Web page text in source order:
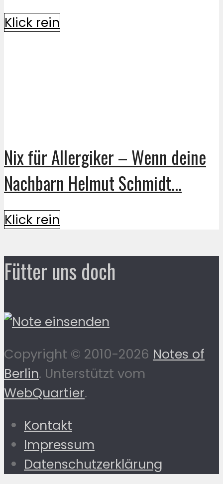
Klick rein
Nix für Allergiker – Wenn deine
Nachbarn Helmut Schmidt...
Klick rein
Fütter uns doch
Copyright © 2010-2026 Notes of
Berlin. Unterstützt vom
WebQuartier.
Kontakt
Impressum
Datenschutzerklärung